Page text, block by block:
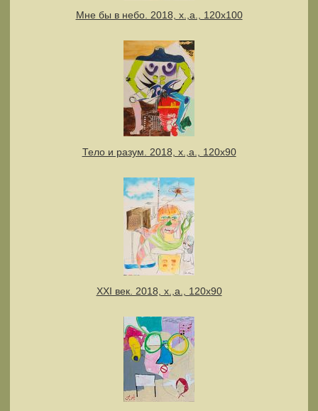
Мне бы в небо. 2018, х.,а., 120х100
Тело и разум. 2018, х.,а., 120х90
XXI век. 2018, х.,а., 120х90